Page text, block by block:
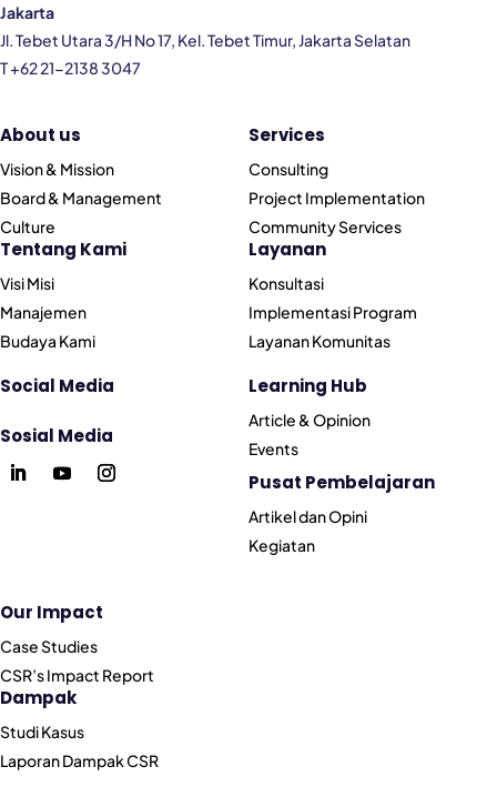
Jakarta
Jl. Tebet Utara 3/H No 17, Kel. Tebet Timur, Jakarta Selatan
T +62 21-2138 3047
About us
Vision & Mission
Board & Management
Culture
Tentang Kami
Visi Misi
Manajemen
Budaya Kami
Social Media
Sosial Media
Services
Consulting
Project Implementation
Community Services
Layanan
Konsultasi
Implementasi Program
Layanan Komunitas
Learning Hub
Article & Opinion
Events
Pusat Pembelajaran
Artikel dan Opini
Kegiatan
Our Impact
Case Studies
CSR’s Impact Report
Dampak
Studi Kasus
Laporan Dampak CSR